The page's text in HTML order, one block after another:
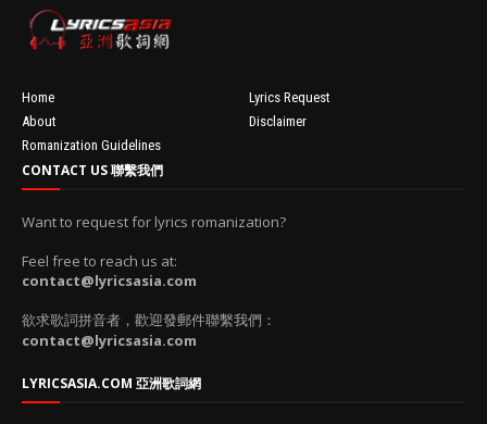
resizeImage
100'
Home
Lyrics Request
About
Disclaimer
Romanization Guidelines
CONTACT US 聯繫我們
Want to request for lyrics romanization?
Feel free to reach us at:
contact@lyricsasia.com
欲求歌詞拼音者，歡迎發郵件聯繫我們：
contact@lyricsasia.com
LYRICSASIA.COM 亞洲歌詞網